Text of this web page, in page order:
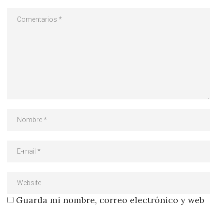
Guarda mi nombre, correo electrónico y web